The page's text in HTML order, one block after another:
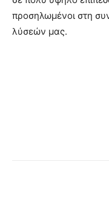
προσηλωμένοι στη
λύσεών μας.